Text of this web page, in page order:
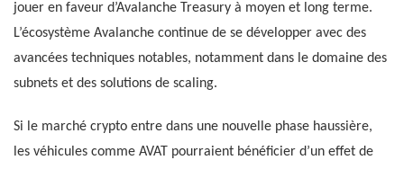
jouer en faveur d’Avalanche Treasury à moyen et long terme.
L’écosystème Avalanche continue de se développer avec des
avancées techniques notables, notamment dans le domaine des
subnets et des solutions de scaling.
Si le marché crypto entre dans une nouvelle phase haussière,
les véhicules comme AVAT pourraient bénéficier d’un effet de